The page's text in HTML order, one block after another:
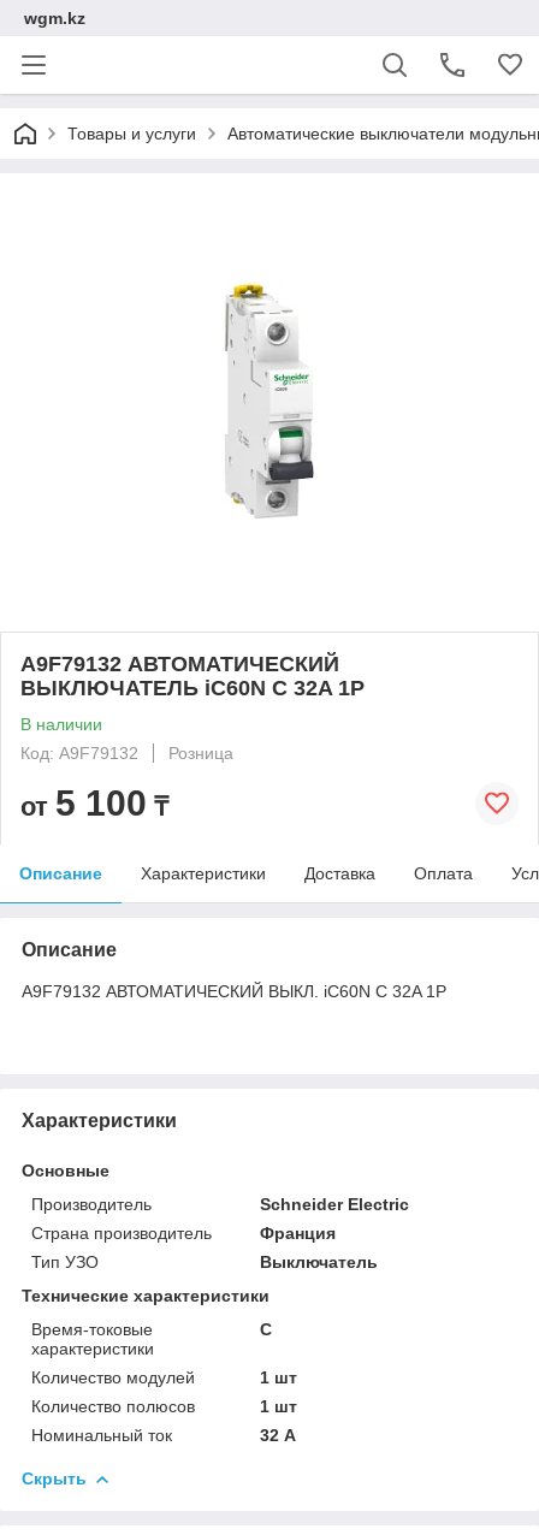
wgm.kz
Товары и услуги Автоматические выключатели
A9F79132 АВТОМАТИЧЕСКИЙ
ВЫКЛЮЧАТЕЛЬ iC60N C 32A 1P
В наличии
Код: A9F79132
Розница
от 5 100 ₸
Описание Характеристики Доставка Оплата
Описание
A9F79132 АВТОМАТИЧЕСКИЙ ВЫКЛ. iC60N C 32A 1P
Характеристики
Основные
Производитель
Schneider Electric
Страна производитель
Франция
Тип УЗО
Выключатель
Технические характеристики
Время-токовые
характеристики
C
Количество модулей
1 шт
Количество полюсов
1 шт
Номинальный ток
32 А
Скрыть